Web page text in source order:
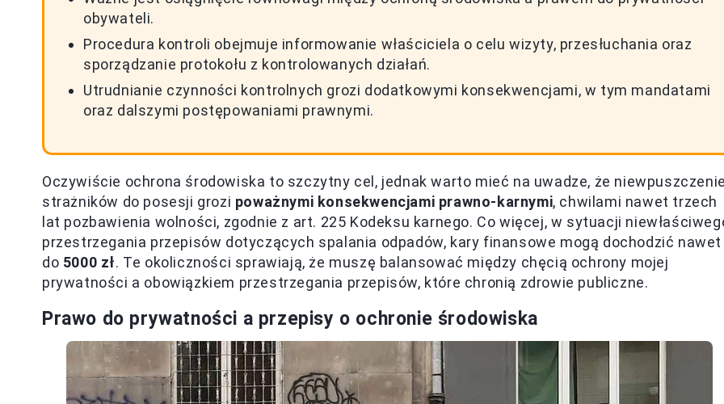
obywateli.
Procedura kontroli obejmuje informowanie właściciela o celu wizyty, przesłuchania oraz
sporządzanie protokołu z kontrolowanych działań.
Utrudnianie czynności kontrolnych grozi dodatkowymi konsekwencjami, w tym mandatami
oraz dalszymi postępowaniami prawnymi.
Oczywiście ochrona środowiska to szczytny cel, jednak warto mieć na uwadze, że
strażników do posesji grozi poważnymi konsekwencjami prawno-karnymi, chwilami nawet trzech
lat pozbawienia wolności, zgodnie z art. 225 Kodeksu karnego. Co więcej, w sytuacji
przestrzegania przepisów dotyczących spalania odpadów, kary finansowe mogą dochodzić nawet
do 5000 zł. Te okoliczności sprawiają, że muszę balansować między chęcią ochrony mojej
prywatności a obowiązkiem przestrzegania przepisów, które chronią zdrowie publiczne.
Prawo do prywatności a przepisy o ochronie środowiska